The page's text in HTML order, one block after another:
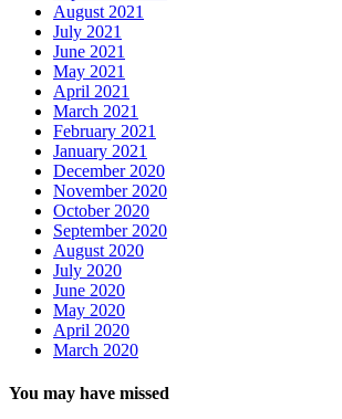
August 2021
July 2021
June 2021
May 2021
April 2021
March 2021
February 2021
January 2021
December 2020
November 2020
October 2020
September 2020
August 2020
July 2020
June 2020
May 2020
April 2020
March 2020
You may have missed